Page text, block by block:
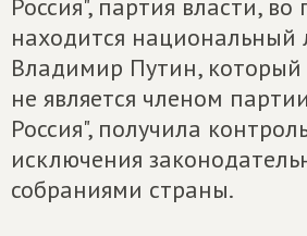
Россия", партия власти, во
находится национальный
Владимир Путин,
не является членом
Россия", получила
исключения
собраниями страны.